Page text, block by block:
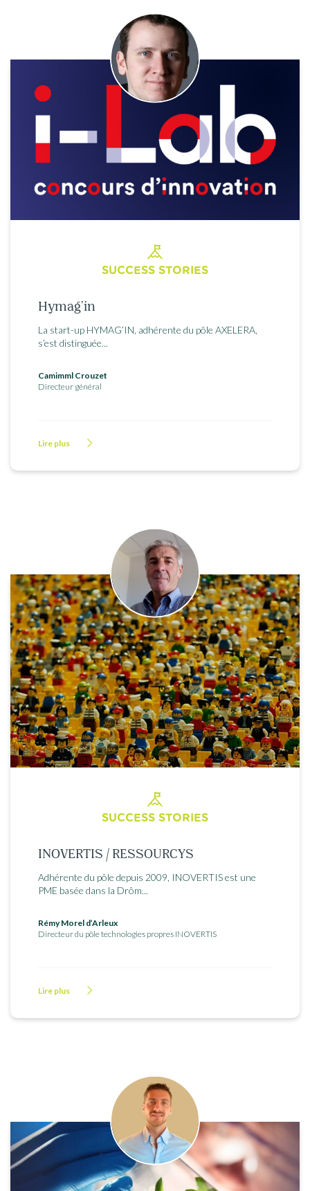
SUCCESS STORIES
Hymag'in
La start-up HYMAG’IN, adhérente du pôle AXELERA,
s’est distinguée...
Camimml Crouzet
Directeur général
Lire plus
SUCCESS STORIES
INOVERTIS / RESSOURCYS
Adhérente du pôle depuis 2009, INOVERTIS est une
PME basée dans la Drôm...
Rémy Morel d’Arleux
Directeur du pôle technologies propres INOVERTIS
Lire plus